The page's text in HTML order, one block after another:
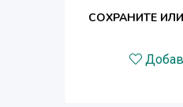
СОХРАНИТЕ